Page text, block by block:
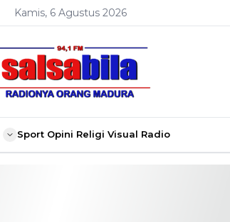
Kamis, 6 Agustus 2026
Sport Opini Religi Visual Radio